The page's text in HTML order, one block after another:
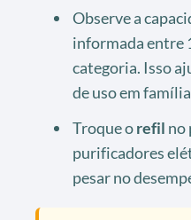
Observe a
informada entre
categoria. Isso
de uso em
Troque orefil no
purificadores
pesar no